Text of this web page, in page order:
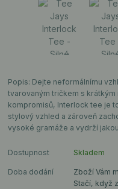
Popis: Dejte neformálnímu
tvarovaným tričkem s
kompromisů, Interlock tee je
stylový vzhled a zároveň
vysoké gramáže a vydrží
Dostupnost Skladem
Doba dodání
Zboží Vám
Stačí, když